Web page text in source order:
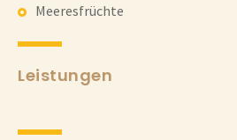
Meeresfrüchte
Leistungen